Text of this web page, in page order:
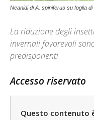
Neanidi di A. spiniferus su foglia di
La riduzione degli
invernali favorevoli
predisponenti
Accesso riservato
Questo contenuto